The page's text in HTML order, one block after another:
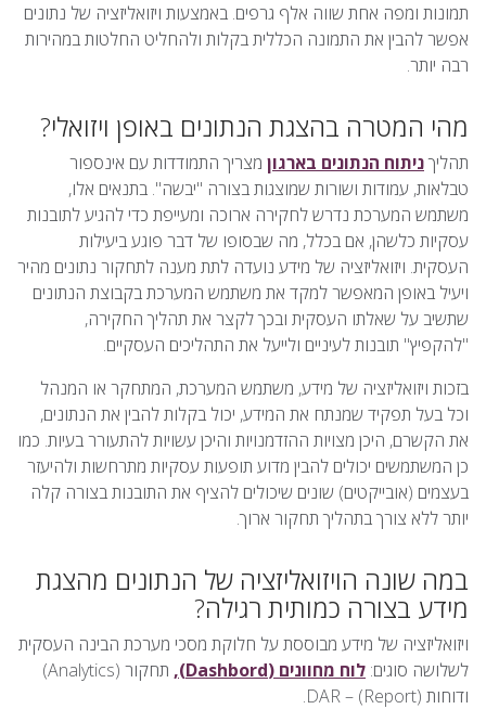
תמונות ומפה אחת שווה אלף גרפים. באמצעות ויזואליזציה של נתונים
אפשר להבין את התמונה הכללית בקלות ולהחליט החלטות במהירות
רבה יותר.
מהי המטרה בהצגת הנתונים באופן ויזואלי?
תהליךניתוח הנתונים בארגון מצריך התמודדות עם אינספור
טבלאות, עמודות ושורות שמוצגות בצורה "יבשה". בתנאים אלו,
משתמש המערכת נדרש לחקירה ארוכה ומעייפת כדי להגיע לתובנות
עסקיות כלשהן, אם בכלל, מה שבסופו של דבר פוגע ביעילות
העסקית. ויזואליזציה של מידע נועדה לתת מענה לתחקור נתונים מהיר
ויעיל באופן המאפשר למקד את משתמש המערכת בקבוצת הנתונים
שתשיב על שאלתו העסקית ובכך לקצר את תהליך החקירה,
"להקפיץ" תובנות לעיניים ולייעל את התהליכים העסקיים.
בזכות ויזואליזציה של מידע, משתמש המערכת, המתחקר או המנהל
וכל בעל תפקיד שמנתח את המידע, יכול בקלות להבין את הנתונים,
את הקשרם, היכן מצויות ההזדמנויות והיכן עשויות להתעורר בעיות. כמו
כן המשתמשים יכולים להבין מדוע תופעות עסקיות מתרחשות ולהיעזר
בעצמים (אובייקטים) שונים שיכולים להציף את התובנות בצורה קלה
יותר ללא צורך בתהליך תחקור ארוך.
במה שונה הויזואליזציה של הנתונים מהצגת
מידע בצורה כמותית רגילה?
ויזואליזציה של מידע מבוססת על חלוקת מסכי מערכת הבינה העסקית
לשלושה סוגים: לוח מחוונים (Dashbord),
תחקור (Analytics)
ודוחות (Report) – DAR.